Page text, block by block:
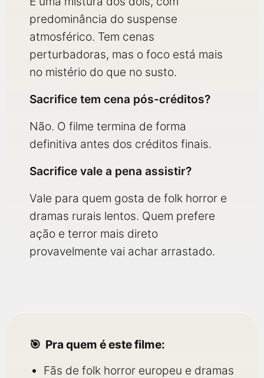
predominância do suspense
atmosférico. Tem cenas
perturbadoras, mas o foco está mais
no mistério do que no susto.
Sacrifice tem cena pós-créditos?
Não. O filme termina de forma
definitiva antes dos créditos finais.
Sacrifice vale a pena assistir?
Vale para quem gosta de folk horror e
dramas rurais lentos. Quem prefere
ação e terror mais direto
provavelmente vai achar arrastado.
Pra quem é este filme:
Fãs de folk horror europeu e dramas